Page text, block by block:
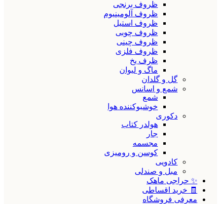
ظروف برنجی
ظروف آلومینیوم
ظروف استیل
ظروف چوبی
ظروف چینی
ظروف فلزی
ظرف یخ
ماگ و لیوان
گل و گلدان
شمع و اسانس
شمع
خوشبوکننده هوا
دکوری
هولدر کتاب
جار
مجسمه
کوسن و رومیزی
کادویی
مبل و صندلی
✨ حراجی ماهک
🧾 خرید اقساطی
معرفی فروشگاه